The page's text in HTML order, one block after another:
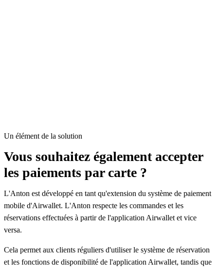
Un élément de la solution
Vous souhaitez également accepter
les paiements par carte ?
L'Anton est développé en tant qu'extension du système de paiement
mobile d'Airwallet. L'Anton respecte les commandes et les
réservations effectuées à partir de l'application Airwallet et vice
versa.
Cela permet aux clients réguliers d'utiliser le système de réservation
et les fonctions de disponibilité de l'application Airwallet, tandis que